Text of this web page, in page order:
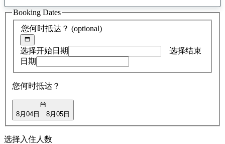
找
到
您何时抵达？ (optional)
选择开始日期
选择结束
日期
您何时抵达？
8月04日 8月05日
Booking Dates
选择入住人数